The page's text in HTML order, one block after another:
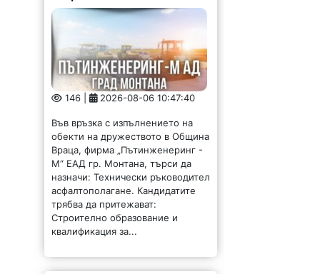
146 | 2026-08-06 10:47:40
Във връзка с изпълнението на
обекти на дружеството в Община
Враца, фирма „Пътинженеринг -
М“ ЕАД гр. Монтана, търси да
назначи: Технически ръководител
асфалтополагане. Кандидатите
трябва да притежават:
Строително образование и
квалификация за...